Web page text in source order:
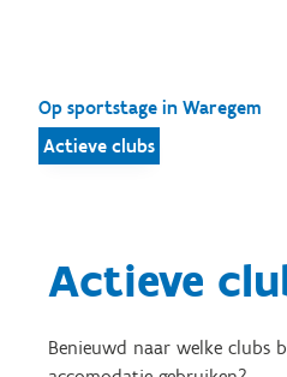
Op sportstage in Waregem
Actieve clubs
Actieve
Benieuwd naar welke clubs